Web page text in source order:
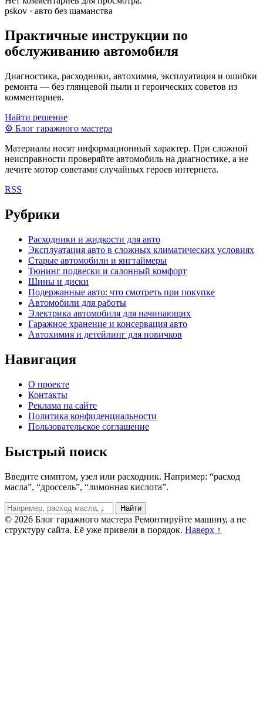
pskov · авто без шаманства
Практичные инструкции по
обслуживанию автомобиля
Диагностика, расходники, автохимия, эксплуатация и ошибки
ремонта — без глянцевой пыли и героических советов из
комментариев.
Найти решение
⚙ Блог гаражного мастера
Материалы носят информационный характер. При сложной
неисправности проверяйте автомобиль на диагностике, а не
лечите мотор советами случайных героев интернета.
RSS
Рубрики
Расходники и жидкости для авто
Эксплуатация авто в сложных климатических условиях
Старые автомобили и янгтаймеры
Тюнинг подвески и салонный комфорт
Шины и диски
Подержанные авто: что смотреть при покупке
Автомобили для работы
Электрика автомобиля для начинающих
Гаражное хранение и консервация авто
Автохимия и детейлинг для новичков
Навигация
О проекте
Контакты
Реклама на сайте
Политика конфиденциальности
Пользовательское соглашение
Быстрый поиск
Введите симптом, узел или расходник. Например: “расход
масла”, “дроссель”, “лимонная кислота”.
Поиск
Найти
© 2026 Блог гаражного мастера Ремонтируйте машину, а не
структуру сайта. Её уже привели в порядок. Наверх ↑